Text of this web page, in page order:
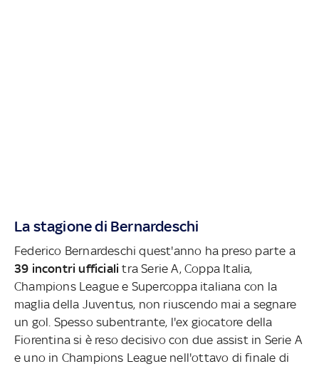
La stagione di Bernardeschi
Federico Bernardeschi quest'anno ha preso parte a
39 incontri ufficiali tra Serie A, Coppa Italia,
Champions League e Supercoppa italiana con la
maglia della Juventus, non riuscendo mai a segnare
un gol. Spesso subentrante, l'ex giocatore della
Fiorentina si è reso decisivo con due assist in Serie A
e uno in Champions League nell'ottavo di finale di